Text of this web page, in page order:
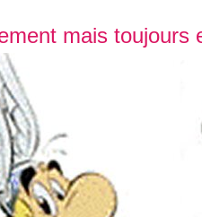
les plus récents
mais toujours